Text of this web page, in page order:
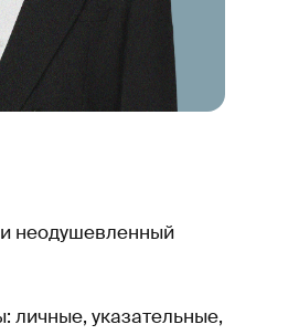
неодушевленный
личные, указательные,